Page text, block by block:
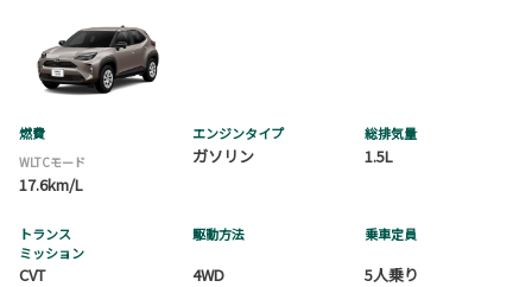
燃費
WLTCモード
17.6km/L
エンジンタイプ
ガソリン
総排気量
1.5L
トランス
ミッション
CVT
駆動方法
4WD
乗車定員
5人乗り